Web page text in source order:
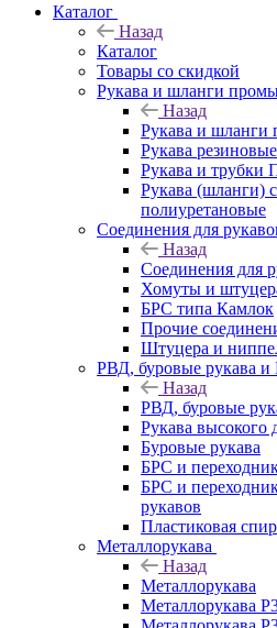
Каталог
Назад
Каталог
Товары со скидкой
Рукава и шланги
Назад
Рукава и
Рукава резиновые
Рукава и трубки
Рукава (шланги)
полиуретановые
Соединения для
Назад
Соединения для
Хомуты и
БРС типа Камлок
Прочие
Штуцера и
РВД, буровые рукава и
Назад
РВД, буровые
Рукава высокого
Буровые рукава
БРС и
БРС и
рукавов
Пластиковая
Металлорукава
Назад
Металлорукава
Металлорукава